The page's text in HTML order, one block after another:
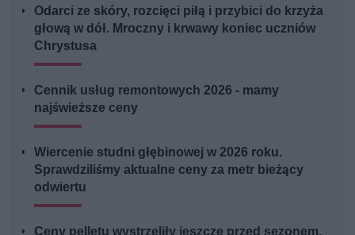
Odarci ze skóry, rozcięci piłą i przybici do krzyża
głową w dół. Mroczny i krwawy koniec uczniów
Chrystusa
Cennik usług remontowych 2026 - mamy
najświeższe ceny
Wiercenie studni głębinowej w 2026 roku.
Sprawdziliśmy aktualne ceny za metr bieżący
odwiertu
Ceny pelletu wystrzeliły jeszcze przed sezonem.